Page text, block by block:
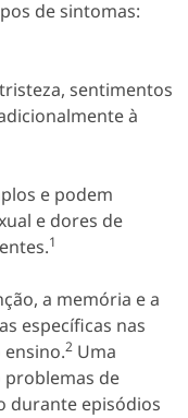
de sintomas:
sentimentos
à
e podem
e dores de
1
a memória e a
específicas nas
2 Uma
de
durante episódios